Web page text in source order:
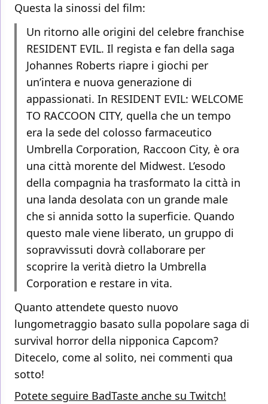
Questa la sinossi del film:
Un ritorno alle origini del celebre franchise
RESIDENT EVIL. Il regista e fan della saga
Johannes Roberts riapre i giochi per
un’intera e nuova generazione di
appassionati. In RESIDENT EVIL: WELCOME
TO RACCOON CITY, quella che un tempo
era la sede del colosso farmaceutico
Umbrella Corporation, Raccoon City, è ora
una città morente del Midwest. L’esodo
della compagnia ha trasformato la città in
una landa desolata con un grande male
che si annida sotto la superficie. Quando
questo male viene liberato, un gruppo di
sopravvissuti dovrà collaborare per
scoprire la verità dietro la Umbrella
Corporation e restare in vita.
Quanto attendete questo nuovo
lungometraggio basato sulla popolare saga di
survival horror della nipponica Capcom?
Ditecelo, come al solito, nei commenti qua
sotto!
Potete seguire BadTaste anche su Twitch!